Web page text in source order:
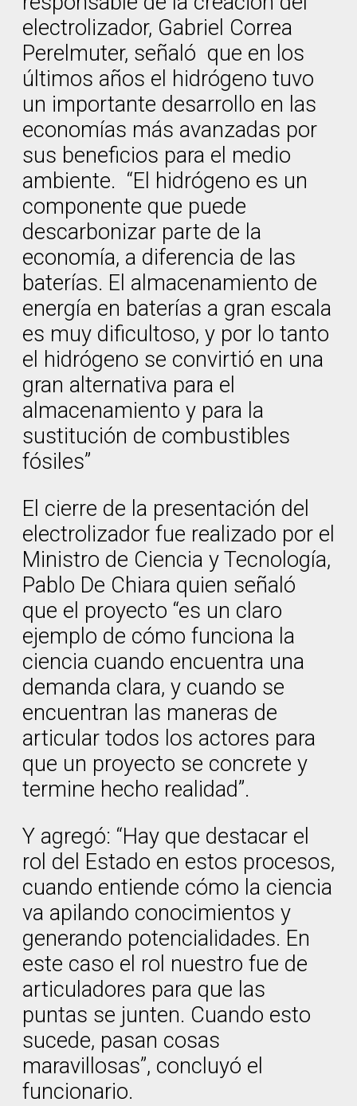
electrolizador, Gabriel Correa
Perelmuter, señaló que en los
últimos años el hidrógeno tuvo
un importante desarrollo en las
economías más avanzadas por
sus beneficios para el medio
ambiente. “El hidrógeno es un
componente que puede
descarbonizar parte de la
economía, a diferencia de las
baterías. El almacenamiento de
energía en baterías a gran escala
es muy dificultoso, y por lo tanto
el hidrógeno se convirtió en una
gran alternativa para el
almacenamiento y para la
sustitución de combustibles
fósiles”
El cierre de la presentación del
electrolizador fue realizado por el
Ministro de Ciencia y Tecnología,
Pablo De Chiara quien señaló
que el proyecto “es un claro
ejemplo de cómo funciona la
ciencia cuando encuentra una
demanda clara, y cuando se
encuentran las maneras de
articular todos los actores para
que un proyecto se concrete y
termine hecho realidad”.
Y agregó: “Hay que destacar el
rol del Estado en estos procesos,
cuando entiende cómo la ciencia
va apilando conocimientos y
generando potencialidades. En
este caso el rol nuestro fue de
articuladores para que las
puntas se junten. Cuando esto
sucede, pasan cosas
maravillosas”, concluyó el
funcionario.